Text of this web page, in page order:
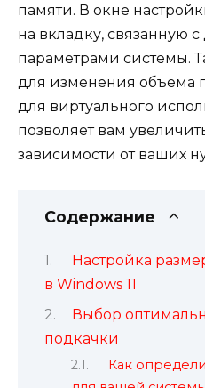
памяти. В окне
на вкладку, связанную
параметрами системы.
для изменения объема
для виртуального
позволяет вам
зависимости от ваших
Содержание
Настройка
в Windows 11
Выбор
подкачки
Как